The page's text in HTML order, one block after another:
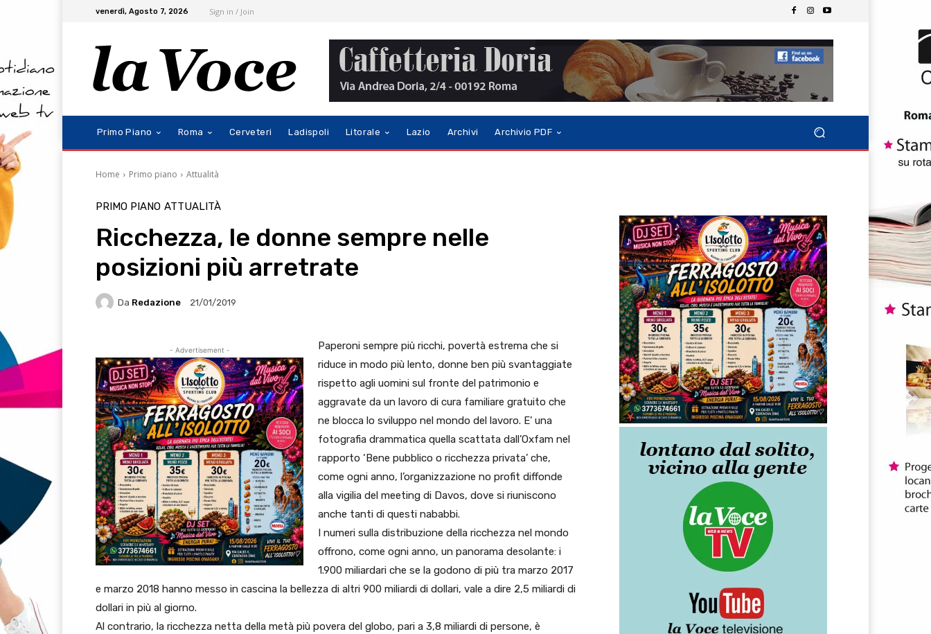
venerdì, Agosto 7, 2026 Sign in / Join
Primo Piano Roma Cerveteri Ladispoli Litorale Lazio Archivi Archivio PDF
Home Primo piano Attualità
PRIMO PIANO ATTUALITÀ
Ricchezza, le donne sempre nelle
posizioni più arretrate
Da Redazione 21/01/2019
- Advertisement -
Paperoni sempre più ricchi, povertà estrema che si
riduce in modo più lento, donne ben più svantaggiate
rispetto agli uomini sul fronte del patrimonio e
aggravate da un lavoro di cura familiare gratuito che
ne blocca lo sviluppo nel mondo del lavoro. E’ una
fotografia drammatica quella scattata dall’Oxfam nel
rapporto ‘Bene pubblico o ricchezza privata’ che,
come ogni anno, l’organizzazione no profit diffonde
alla vigilia del meeting di Davos, dove si riuniscono
anche tanti di questi nababbi.
I numeri sulla distribuzione della ricchezza nel mondo
offrono, come ogni anno, un panorama desolante: i
1.900 miliardari che se la godono di più tra marzo 2017
e marzo 2018 hanno messo in cascina la bellezza di altri 900 miliardi di dollari, vale a dire 2,5 miliardi di
dollari in più al giorno.
Al contrario, la ricchezza netta della metà più povera del globo, pari a 3,8 miliardi di persone, è